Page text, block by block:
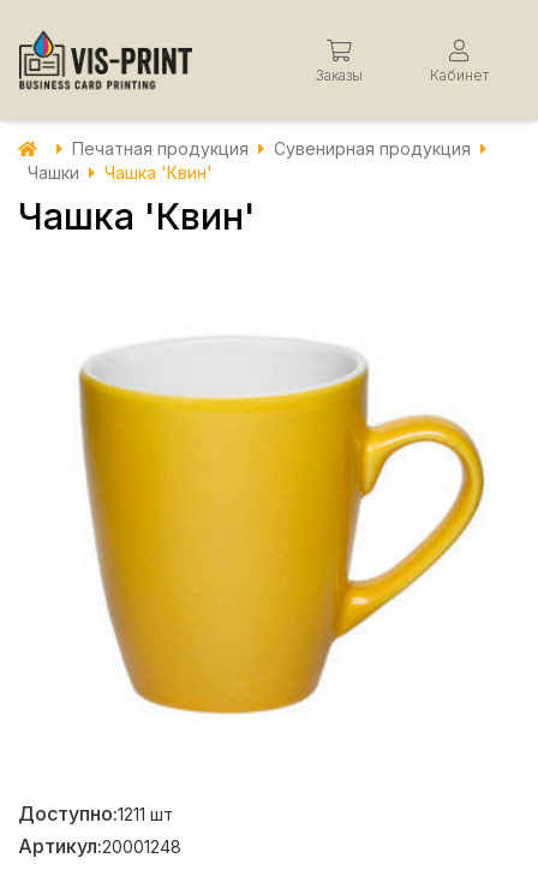
Заказы Кабинет
Печатная продукция
Сувенирная продукция
Чашки
Чашка 'Квин'
Чашка 'Квин'
Доступно:1211 шт
Артикул:20001248